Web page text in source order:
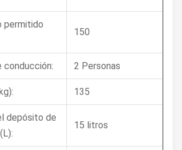
permitido
150
conducción: 2 Personas
135
depósito de
15 litros